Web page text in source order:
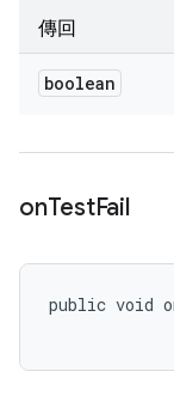
傳回
boolean
onTestFail
public void